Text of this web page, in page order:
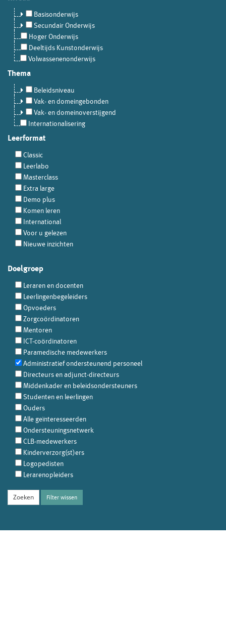
Basisonderwijs
Secundair Onderwijs
Hoger Onderwijs
Deeltijds Kunstonderwijs
Volwassenenonderwijs
Thema
Beleidsniveau
Vak- en domeingebonden
Vak- en domeinoverstijgend
Internationalisering
Leerformat
Classic
Leerlabo
Masterclass
Extra large
Demo plus
Komen leren
International
Voor u gelezen
Nieuwe inzichten
Doelgroep
Leraren en docenten
Leerlingenbegeleiders
Opvoeders
Zorgcoördinatoren
Mentoren
ICT-coördinatoren
Paramedische medewerkers
Administratief ondersteunend personeel
Directeurs en adjunct-directeurs
Middenkader en beleidsondersteuners
Studenten en leerlingen
Ouders
Alle geïnteresseerden
Ondersteuningsnetwerk
CLB-medewerkers
Kinderverzorg(st)ers
Logopedisten
Lerarenopleiders
Filter wissen